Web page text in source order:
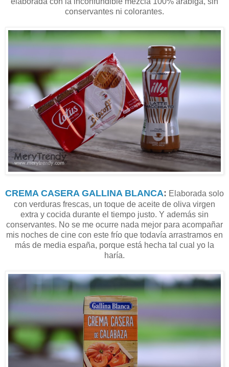
conservantes ni colorantes.
CREMA CASERA GALLINA BLANCA: Elaborada solo
con verduras frescas, un toque de aceite de oliva virgen
extra y cocida durante el tiempo justo. Y además sin
conservantes. No se me ocurre nada mejor para acompañar
mis noches de cine con este frío que todavía arrastramos en
más de media españa, porque está hecha tal cual yo la
haría.